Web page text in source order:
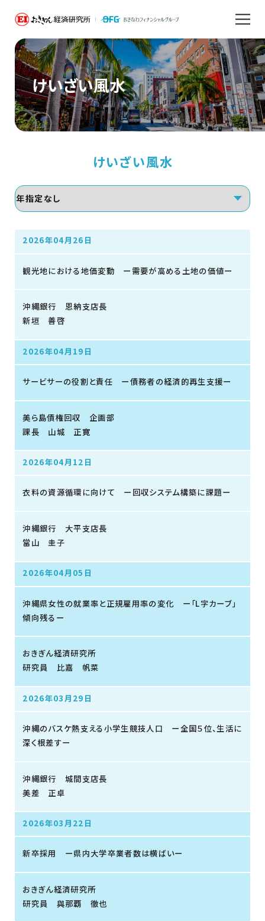
けいざい風水
けいざい風水
2026年04月26日
観光地における地価変動 ー需要が高める土地の価値ー
沖縄銀行 恩納支店長
新垣 善啓
2026年04月19日
サービサーの役割と責任 ー債務者の経済的再生支援ー
美ら島債権回収 企画部
課長 山城 正寛
2026年04月12日
衣料の資源循環に向けて ー回収システム構築に課題ー
沖縄銀行 大平支店長
當山 圭子
2026年04月05日
沖縄県女性の就業率と正規雇用率の変化 ー「L字カーブ」
傾向残るー
おきぎん経済研究所
研究員 比嘉 帆菜
2026年03月29日
沖縄のバスケ熱支える小学生競技人口 ー全国５位、生活に
深く根差すー
沖縄銀行 城間支店長
美差 正卓
2026年03月22日
新卒採用 ー県内大学卒業者数は横ばいー
おきぎん経済研究所
研究員 與那覇 徹也